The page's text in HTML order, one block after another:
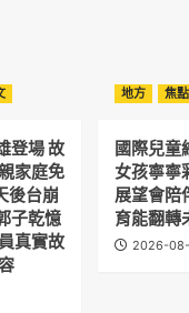
登場 故
家庭免
後台崩
子乾憶
真實故
地方 焦點
國際兒
女孩寧寧
展望會
育能翻轉
2026-